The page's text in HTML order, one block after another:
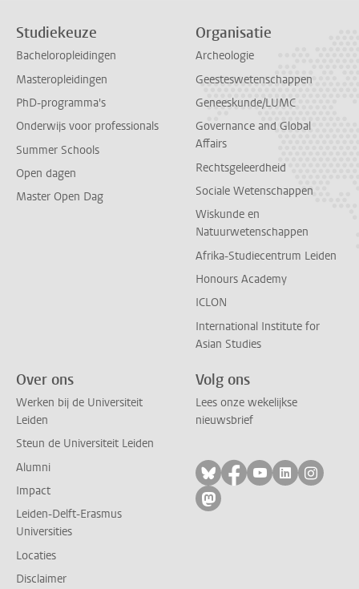
Studiekeuze
Bacheloropleidingen
Masteropleidingen
PhD-programma's
Onderwijs voor professionals
Summer Schools
Open dagen
Master Open Dag
Organisatie
Archeologie
Geesteswetenschappen
Geneeskunde/LUMC
Governance and Global
Affairs
Rechtsgeleerdheid
Sociale Wetenschappen
Wiskunde en
Natuurwetenschappen
Afrika-Studiecentrum Leiden
Honours Academy
ICLON
International Institute for
Asian Studies
Over ons
Werken bij de Universiteit
Leiden
Steun de Universiteit Leiden
Alumni
Impact
Leiden-Delft-Erasmus
Universities
Locaties
Disclaimer
Volg ons
Lees onze wekelijkse
nieuwsbrief
Volg ons op bluesky
Volg ons op
Volg ons op
Volg ons
Volg
Volg ons op mastodon